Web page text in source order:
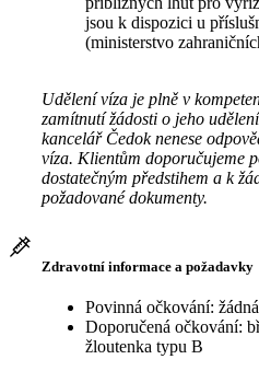
jsou k dispozici u
(ministerstvo
Udělení víza je plně v
zamítnutí žádosti o jeho
kancelář Čedok nenese
víza. Klientům doporučujeme
dostatečným předstihem a k
požadované dokumenty.
Zdravotní informace a požadavky
Povinná očkování: žádná
Doporučená očkování:
žloutenka typu B